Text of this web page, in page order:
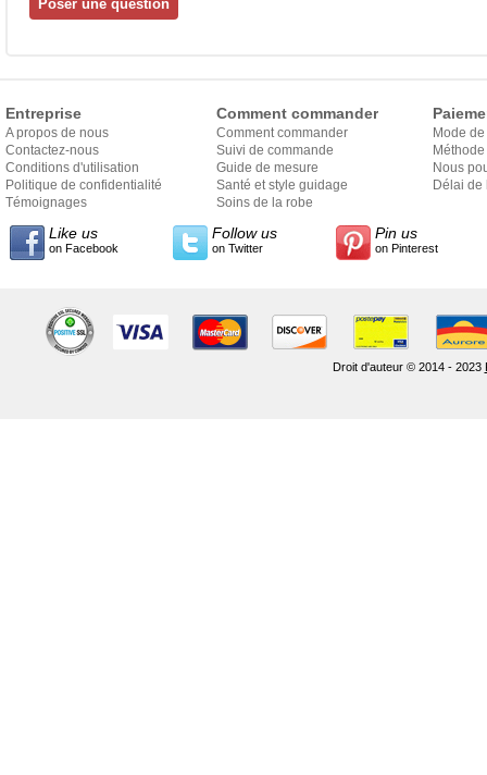
Entreprise
A propos de nous
Contactez-nous
Conditions d'utilisation
Politique de confidentialité
Témoignages
Comment commander
Comment commander
Suivi de commande
Guide de mesure
Santé et style guidage
Soins de la robe
Mode
Nous
Délai de
Like us
on Facebook
Follow us
on Twitter
Pin us
on Pinterest
Droit d'auteur © 2014 - 2023